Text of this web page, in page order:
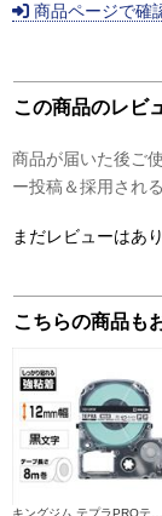
商品ページで確
この商品のレビ
商品が届いた後ご
ー投稿＆採用され
まだレビューはあ
こちらの商品も